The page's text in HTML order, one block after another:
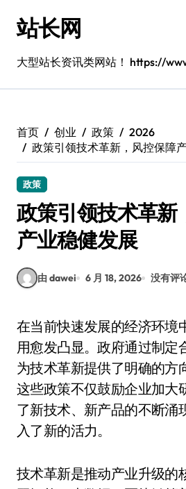
站长网
大型站长资讯类网站！ https://
首页 创业 政策
2026
政策引领技术革新，风控保障
政策
政策引领技术革新
产业稳健发展
由 dawei 6 月 18, 2026 没有评
在当前快速发展的经济环境中，政策的引导作
用愈发凸显。政府通过制定
为技术革新提供了明确的方
这些政策不仅鼓励企业加大
了新技术、新产品的不断涌
入了新的活力。
技术革新是推动产业升级的